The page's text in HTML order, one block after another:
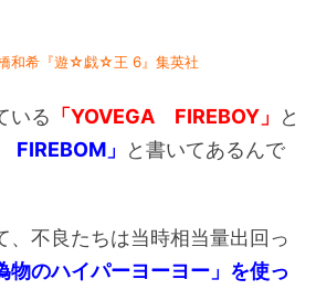
和希『遊☆戯☆王 6』集英社
いる 「YOVEGA FIREBOY」
と
FIREBOM」
と書いてあるんで
、不良たちは当時相当量出回っ
物のハイパーヨーヨー」を使っ